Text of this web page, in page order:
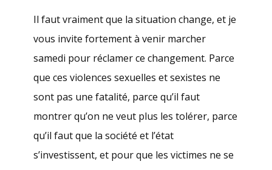
Il faut vraiment que la situation change, et je
vous invite fortement à venir marcher
samedi pour réclamer ce changement. Parce
que ces violences sexuelles et sexistes ne
sont pas une fatalité, parce qu’il faut
montrer qu’on ne veut plus les tolérer, parce
qu’il faut que la société et l’état
s’investissent, et pour que les victimes ne se